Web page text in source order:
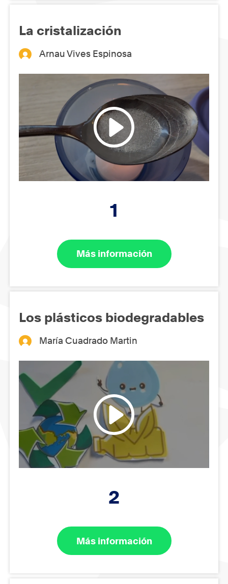
La cristalización
Arnau Vives Espinosa
1
Más información
Los plásticos biodegradables
María Cuadrado Martin
2
Más información